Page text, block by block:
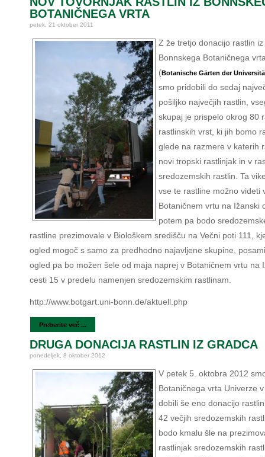
BOTANIČNEGA VRTA
petek, 21 oktober 2011
Z že tretjo donacijo rastlin iz
Bonnskega Botaničnega
(Botanische Gärten der
smo pridobili do sedaj
pošiljko največjih rastlin,
skupaj je prispelo okrog 80
rastlinskih vrst, ki jih bomo
glede na razmere v katerih
novi tropski rastlinjak in v
sredozemskih rastlin. Ta
vse te rastline možno videti
Botaničnem vrtu na Ižanski
potem pa bodo
rastline prezimovale v Biološkem središču na Večni poti 111,
ogled mogoč s samo za predhodno najavljene skupine,
ogled pa bo možen šele od maja naprej v Botaničnem vrtu na
cesti 15 v predelu namenjen sredozemskim rastlinam.
http://www.botgart.uni-bonn.de/aktuell.php
Preberite več ...
DRUGA DONACIJA RASTLIN IZ GRADCA
ponedeljek, 8 oktober 2012
V petek 5. oktobra 2012
Botaničnega vrta Univerze
dobili še eno donacijo
42 večjih sredozemskih
bodo kmalu šle na
rastlinjak sredozemskih